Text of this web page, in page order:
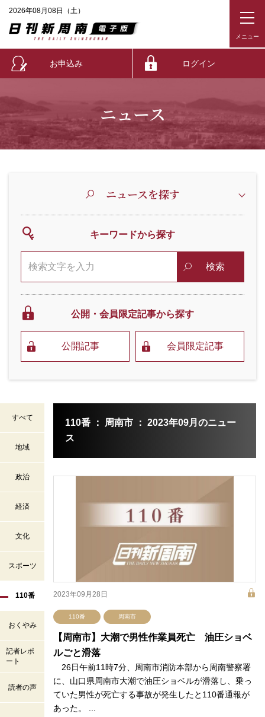
2026年08月08日（土）
お申込み ログイン
ニュース
ニュースを探す
キーワードから探す
検索
公開・会員限定記事から探す
公開記事 会員限定記事
すべて
地域
政治
経済
文化
スポーツ
110番
おくやみ
記者レポ
ート
読者の声
110番 ： 周南市 ： 2023年09月のニュー
ス
2023年09月28日
110番 周南市
【周南市】大潮で男性作業員死亡 油圧ショベ
ルごと滑落
26日午前11時7分、周南市消防本部から周南警察署
に、山口県周南市大潮で油圧ショベルが滑落し、乗っ
ていた男性が死亡する事故が発生したと110番通報が
あった。 ...